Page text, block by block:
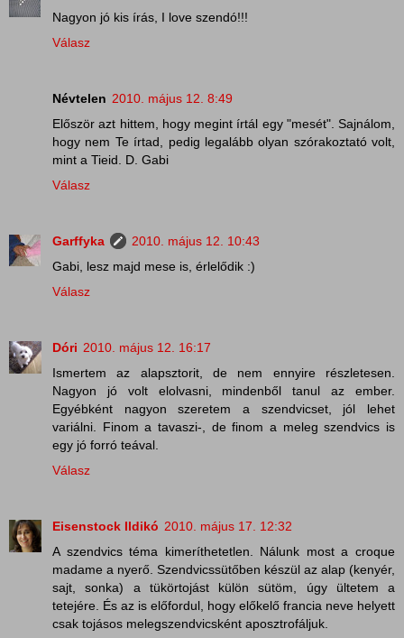
Nagyon jó kis írás, I love szendó!!!
Válasz
Névtelen 2010. május 12. 8:49
Először azt hittem, hogy megint írtál egy "mesét". Sajnálom,
hogy nem Te írtad, pedig legalább olyan szórakoztató volt,
mint a Tieid. D. Gabi
Válasz
Garffyka
2010. május 12. 10:43
Gabi, lesz majd mese is, érlelődik :)
Válasz
Dóri 2010. május 12. 16:17
Ismertem az alapsztorit, de nem ennyire részletesen.
Nagyon jó volt elolvasni, mindenből tanul az ember.
Egyébként nagyon szeretem a szendvicset, jól lehet
variálni. Finom a tavaszi-, de finom a meleg szendvics is
egy jó forró teával.
Válasz
Eisenstock Ildikó 2010. május 17. 12:32
A szendvics téma kimeríthetetlen. Nálunk most a croque
madame a nyerő. Szendvicssütőben készül az alap (kenyér,
sajt, sonka) a tükörtojást külön sütöm, úgy ültetem a
tetejére. És az is előfordul, hogy előkelő francia neve helyett
csak tojásos melegszendvicsként aposztrofáljuk.